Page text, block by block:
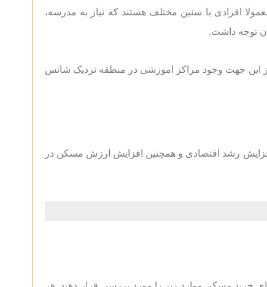
افرادی با سنین مختلف هستند که نیاز به مدرسه،
توجه داشت.
از این جهت وجود مراکز اموزشی در منطقه نزدیک شانس
رشد اقتصادی و همچنین افزایش ارزش مسکن در